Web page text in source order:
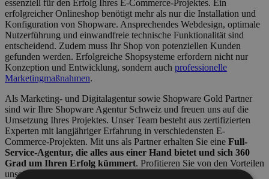
essenziell für den Erfolg Ihres E-Commerce-Projektes. Ein
erfolgreicher Onlineshop benötigt mehr als nur die Installation und
Konfiguration von Shopware. Ansprechendes Webdesign, optimale
Nutzerführung und einwandfreie technische Funktionalität sind
entscheidend. Zudem muss Ihr Shop von potenziellen Kunden
gefunden werden. Erfolgreiche Shopsysteme erfordern nicht nur
Konzeption und Entwicklung, sondern auch professionelle
Marketingmaßnahmen.
Als Marketing- und Digitalagentur sowie Shopware Gold Partner
sind wir Ihre Shopware Agentur Schweiz und freuen uns auf die
Umsetzung Ihres Projektes. Unser Team besteht aus zertifizierten
Experten mit langjähriger Erfahrung in verschiedensten E-
Commerce-Projekten. Mit uns als Partner erhalten Sie eine Full-
Service-Agentur, die alles aus einer Hand bietet und sich 360
Grad um Ihren Erfolg kümmert. Profitieren Sie von den Vorteilen
unserer umfassenden Betreuung und dem verminderten